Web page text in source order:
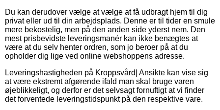
Du kan derudover vælge at vælge at få udbragt hjem til dig
privat eller ud til din arbejdsplads. Denne er til tider en smule
mere bekostelig, men på den anden side yderst nem. Den
mest prisbevidste leveringsmanér kan ikke benægtes at
være at du selv henter ordren, som jo beroer på at du
opholder dig lige ved online webshoppens adresse.
Leveringshastigheden på Kroppsvård| Ansikte kan vise sig
at være ekstremt afgørende ifald man skal bruge varen
øjeblikkeligt, og derfor er det selvsagt fornuftigt at vi finder
det forventede leveringstidspunkt på den respektive vare.